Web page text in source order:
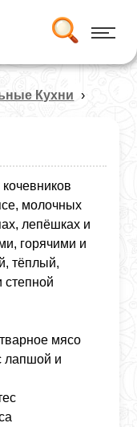
Кухни ›
кочевников
молочных
лепёшках и
горячими и
тёплый,
степной
мясо
лапшой и